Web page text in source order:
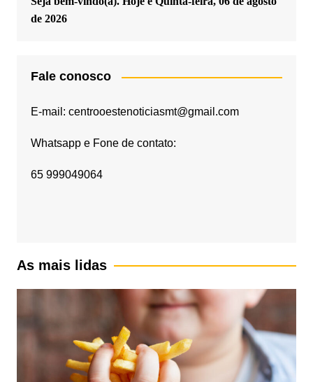
de 2026
Fale conosco
E-mail: centrooestenoticiasmt@gmail.com
Whatsapp e Fone de contato:
65 999049064
As mais lidas